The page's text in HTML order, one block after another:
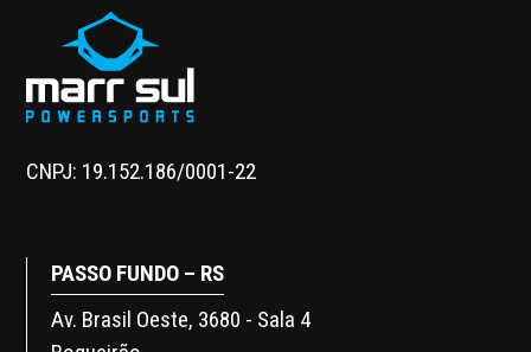
CNPJ: 19.152.186/0001-22
PASSO FUNDO – RS
Av. Brasil Oeste, 3680 - Sala 4